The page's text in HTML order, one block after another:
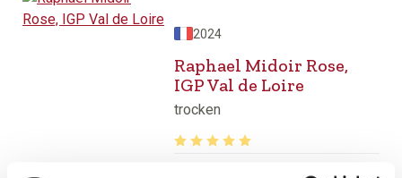
2024
Raphael Midoir Rose,
IGP Val de Loire
trocken